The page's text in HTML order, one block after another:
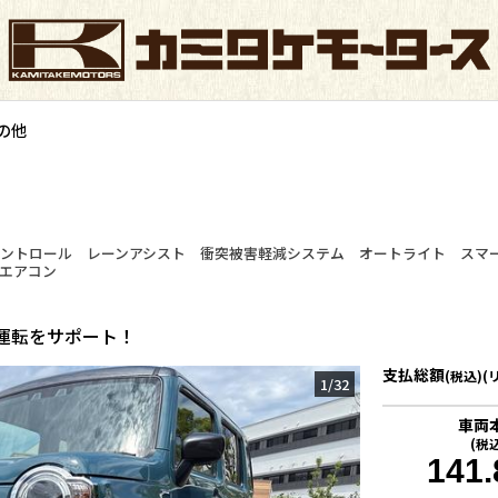
他
トロール レーンアシスト 衝突被害軽減システム オートライト スマ
アコン
をサポート！
支払総額(税込)(
車両
(税
1/32